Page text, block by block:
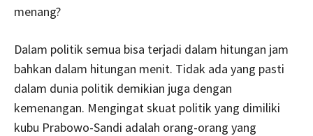
menang?
Dalam politik semua bisa terjadi dalam hitungan jam
bahkan dalam hitungan menit. Tidak ada yang pasti
dalam dunia politik demikian juga dengan
kemenangan. Mengingat skuat politik yang dimiliki
kubu Prabowo-Sandi adalah orang-orang yang